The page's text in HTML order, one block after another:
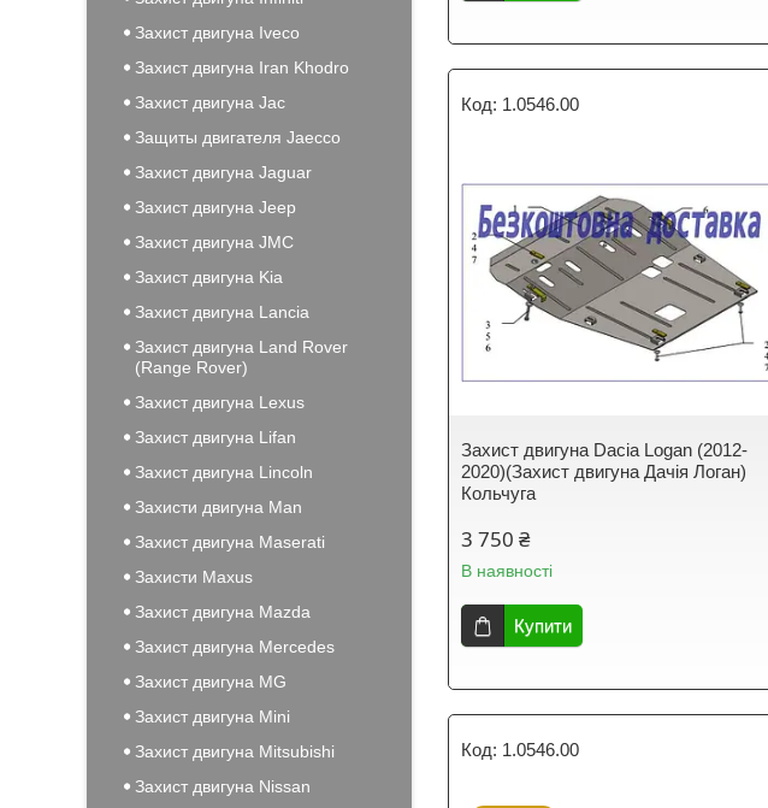
1.0546.00
Захист двигуна Dacia Logan (2012-
2020)(Захист двигуна Дачія Логан)
Кольчуга
3 750 ₴
В наявності
Купити
1.0546.00
Захист двигуна Iveco
Захист двигуна Iran Khodro
Захист двигуна Jac
Защиты двигателя Jaecco
Захист двигуна Jaguar
Захист двигуна Jeep
Захист двигуна ЈМС
Захист двигуна Kia
Захист двигуна Lancia
Захист двигуна Land Rover
(Range Rover)
Захист двигуна Lexus
Захист двигуна Lifan
Захист двигуна Lincoln
Захисти двигуна Man
Захист двигуна Maserati
Захисти Maxus
Захист двигуна Mazda
Захист двигуна Mercedes
Захист двигуна MG
Захист двигуна Mini
Захист двигуна Mitsubishi
Захист двигуна Nissan